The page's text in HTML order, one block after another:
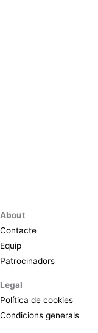
About
Contacte
Equip
Patrocinadors
Legal
Política de cookies
Condicions generals